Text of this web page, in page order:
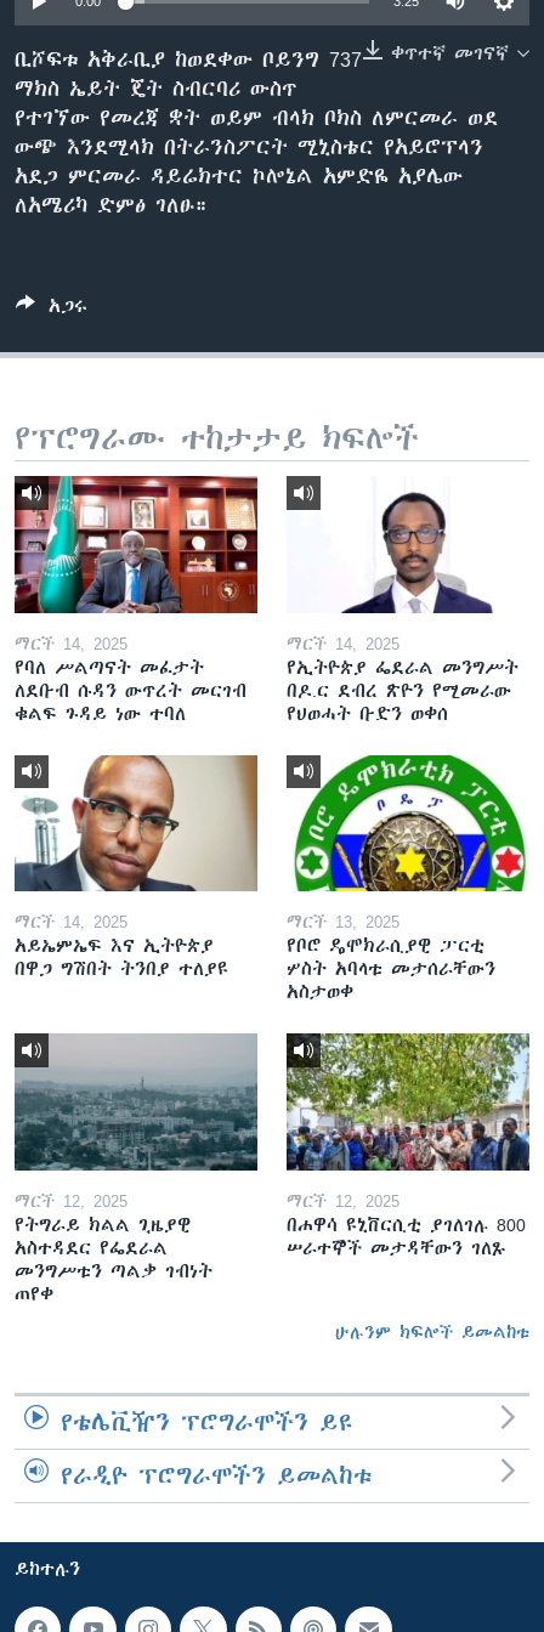
ቋንቋዎች
ቀጥተኛ መገናኛ
ቢሾፍቱ አቅራቢያ ከወደቀው ቦይንግ 737
ማክስ ኤይት ጄት ስብርባሪ ውስጥ
የተገኘው የመረጃ ቋት ወይም ብላክ ቦክስ ለምርመራ ወደ
ውጭ እንደሚላክ በትራንስፖርት ሚኒስቴር የአይሮፕላን
አደጋ ምርመራ ዳይሬክተር ኮሎኔል አምድዬ አያሌው
ለአሜሪካ ድምፅ ገለፁ።
አጋሩ
የፕሮግራሙ ተከታታይ ክፍሎች
ማርች 14, 2025
የባለ ሥልጣናት መፈታት
ለደቡብ ሱዳን ውጥረት መርገብ
ቁልፍ ጉዳይ ነው ተባለ
ማርች 14, 2025
የኢትዮጵያ ፌደራል መንግሥት
በዶ.ር ደብረ ጽዮን የሚመራው
የህወሓት ቡድን ወቀሰ
ማርች 14, 2025
አይኤምኤፍ እና ኢትዮጵያ
በዋጋ ግሽበት ትንበያ ተለያዩ
ማርች 13, 2025
የቦሮ ዴሞክራሲያዊ ፓርቲ
ሦስት አባላቱ መታሰራቸውን
አስታወቀ
ማርች 12, 2025
የትግራይ ክልል ጊዜያዊ
አስተዳደር የፌደራል
መንግሥቱን ጣልቃ ገብነት
ጠየቀ
ማርች 12, 2025
በሐዋሳ ዩኒቨርሲቲ ያገለገሉ 800
ሠራተኞች መታዳቸውን ገለጹ
ሁሉንም ክፍሎች ይመልከቱ
የቴሌቪዥን ፕሮግራሞችን ይዩ
የራዲዮ ፕሮግራሞችን ይመልከቱ
ይከተሉን